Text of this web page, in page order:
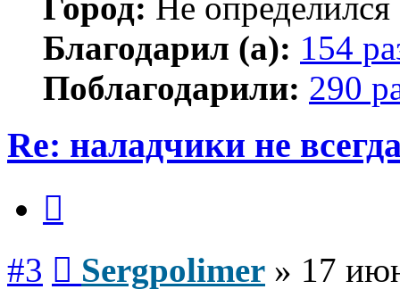
Благодарил (а): 154
Поблагодарили: 290
Re: наладчики не
#3 Sergpolimer » 17